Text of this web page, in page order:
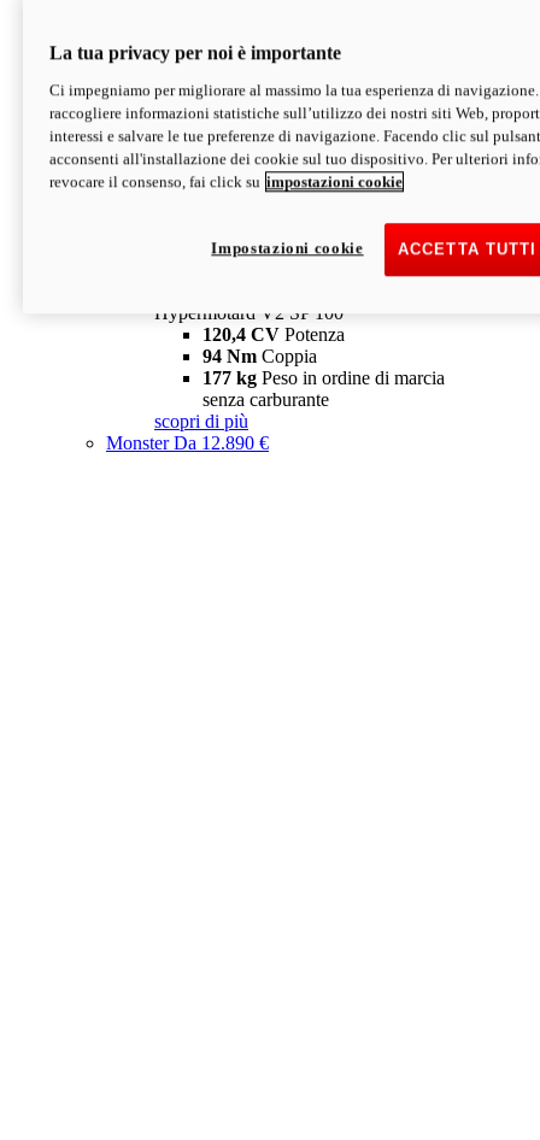
V2 SP
Hypermotard V2 SP
120,4 CVPotenza
94 NmCoppia
177 kgPeso in ordine di marcia
senza carburante
Depotenziata 35 kW: 18.890 € i
configura scopri di più
Hypermotard V2 SP 100
120,4 CV Potenza
94 Nm Coppia
177 kg Peso in ordine di marcia
senza carburante
scopri di più
MonsterDa 12.890 €
La tua privacy per noi è importante
Ci impegniamo per migliorare al massimo la tua esperienza di
raccogliere informazioni statistiche sull’utilizzo dei nostri siti Web,
interessi e salvare le tue preferenze di navigazione. Facendo clic sul
acconsenti all'installazione dei cookie sul tuo dispositivo. Per ulteriori
revocare il consenso, fai click su impostazioni cookie
ACCETTA
Impostazioni cookie